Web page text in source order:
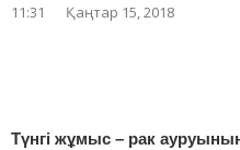
11:31 Қаңтар 15, 2018
Түнгі жұмыс – рак